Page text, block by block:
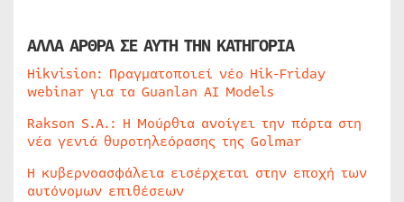
ΑΛΛΑ ΑΡΘΡΑ ΣΕ ΑΥΤΗ ΤΗΝ ΚΑΤΗΓΟΡΙΑ
Hikvision: Πραγματοποιεί νέο Hik-Friday
webinar για τα Guanlan AI Models
Rakson S.A.: Η Μούρθια ανοίγει την πόρτα στη
νέα γενιά θυροτηλεόρασης της Golmar
Η κυβερνοασφάλεια εισέρχεται στην εποχή των
αυτόνομων επιθέσεων